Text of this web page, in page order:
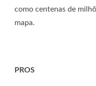
como centenas de
mapa.
PROS